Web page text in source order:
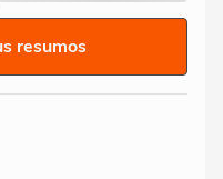
resumos